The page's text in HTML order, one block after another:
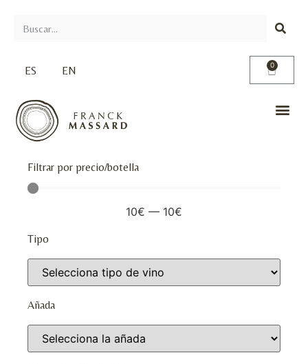
ES EN 0
Filtrar por precio/botella
10€ — 10€
Tipo
Añada